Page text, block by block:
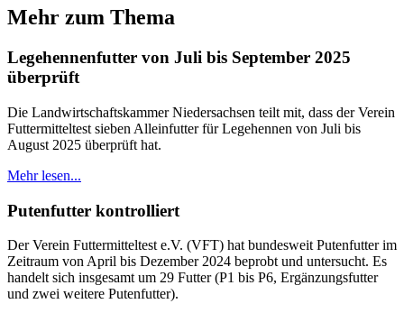
Mehr zum Thema
Legehennenfutter von Juli bis September 2025
überprüft
Die Landwirtschaftskammer Niedersachsen teilt mit, dass der Verein
Futtermitteltest sieben Alleinfutter für Legehennen von Juli bis
August 2025 überprüft hat.
Mehr lesen...
Putenfutter kontrolliert
Der Verein Futtermitteltest e.V. (VFT) hat bundesweit Putenfutter im
Zeitraum von April bis Dezember 2024 beprobt und untersucht. Es
handelt sich insgesamt um 29 Futter (P1 bis P6, Ergänzungsfutter
und zwei weitere Putenfutter).